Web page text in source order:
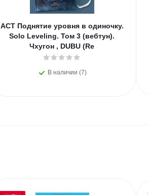
АСТ Поднятие уровня в одиночку.
Solo Leveling. Том 3 (вебтун).
Чхугон , DUBU (Re
В наличии (7)